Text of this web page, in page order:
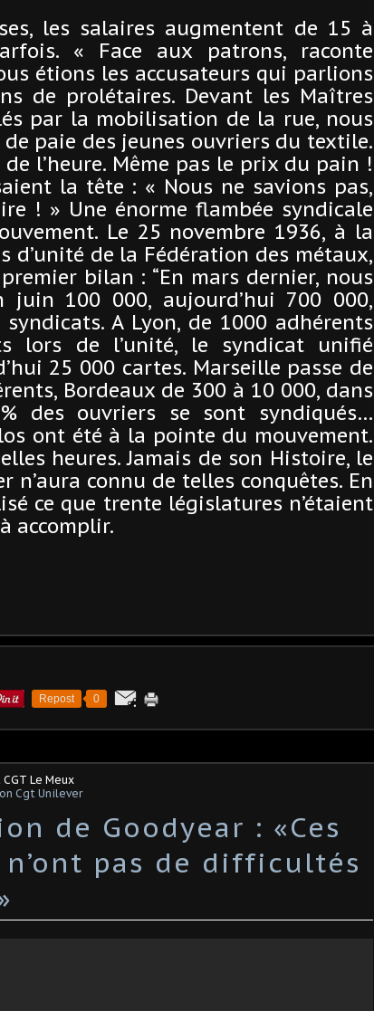
les salaires augmentent de 15 à
« Face aux patrons, raconte
étions les accusateurs qui parlions
de prolétaires. Devant les Maîtres
par la mobilisation de la rue, nous
paie des jeunes ouvriers du textile.
l’heure. Même pas le prix du pain !
la tête : « Nous ne savions pas,
! » Une énorme flambée syndicale
Le 25 novembre 1936, à la
d’unité de la Fédération des métaux,
bilan : “En mars dernier, nous
juin 100 000, aujourd’hui 700 000,
A Lyon, de 1000 adhérents
lors de l’unité, le syndicat unifié
25 000 cartes. Marseille passe de
Bordeaux de 300 à 10 000, dans
des ouvriers se sont syndiqués…
ont été à la pointe du mouvement.
heures. Jamais de son Histoire, le
n’aura connu de telles conquêtes. En
ce que trente législatures n’étaient
accomplir.
Repost 0
Le Meux
Cgt Unilever
de Goodyear : «Ces
pas de difficultés